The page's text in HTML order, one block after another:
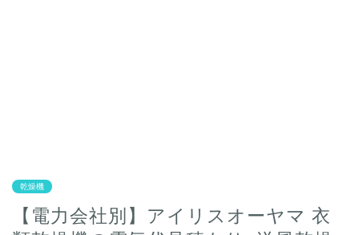
乾燥機
【電力会社別】アイリスオーヤマ 衣